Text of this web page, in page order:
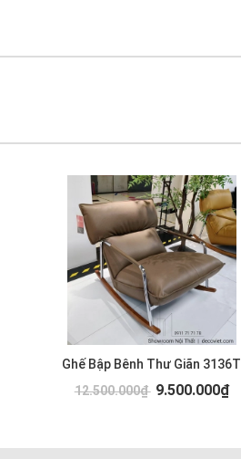
Ghế Bập Bênh Thư Giãn 3136T
12.500.000₫ 9.500.000₫